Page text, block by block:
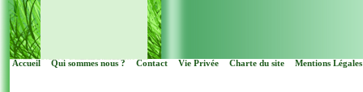
Accueil Qui sommes nous ? Contact Vie Privée Charte du site Mentions Légales